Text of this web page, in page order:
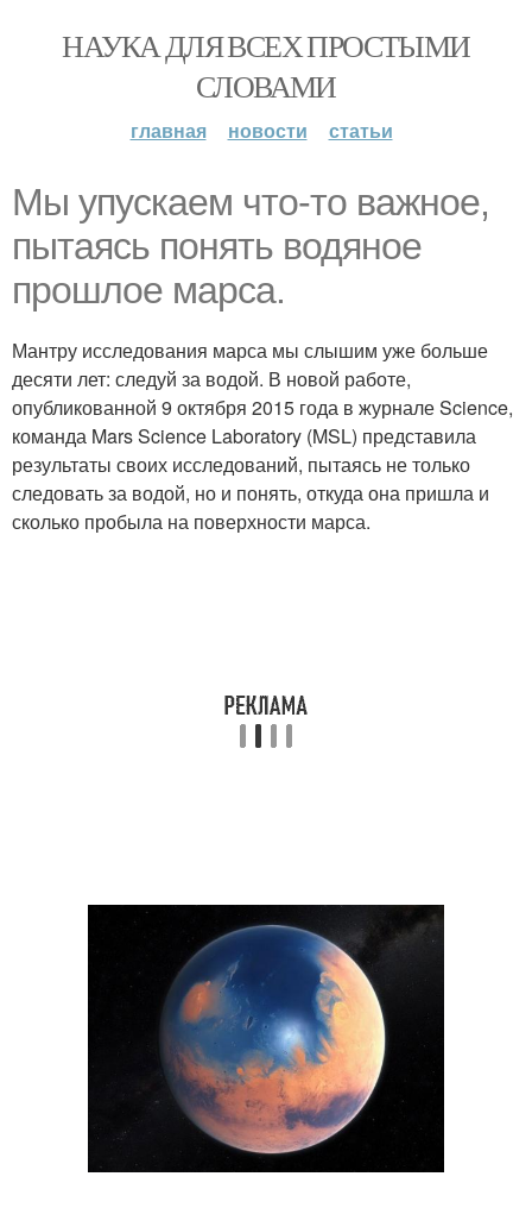
НАУКА ДЛЯ ВСЕХ ПРОСТЫМИ
СЛОВАМИ
главная новости статьи
Мы упускаем что-то важное,
пытаясь понять водяное
прошлое марса.
Мантру исследования марса мы слышим уже больше
десяти лет: следуй за водой. В новой работе,
опубликованной 9 октября 2015 года в журнале Science,
команда Mars Science Laboratory (MSL) представила
результаты своих исследований, пытаясь не только
следовать за водой, но и понять, откуда она пришла и
сколько пробыла на поверхности марса.